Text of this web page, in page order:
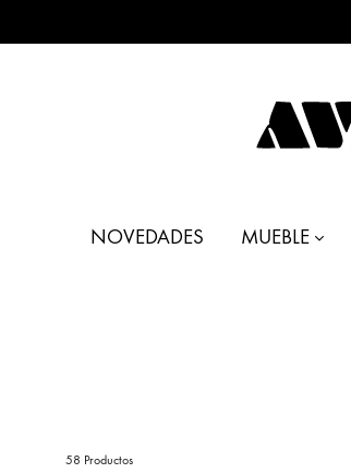
Decoración
NOVEDADES MUEBLE
58 Productos